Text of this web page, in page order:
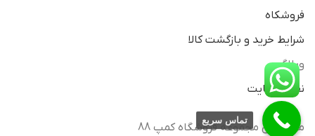
فروشکاه
شرایط خرید و بازگشت کالا
وبلاگ
نقشه سایت
مجوزهای مجموعه فروشگاه کمپ 88
تماس سریع